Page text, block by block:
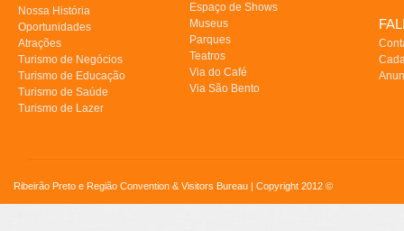
Nossa História
Oportunidades
Atrações
Turismo de Negócios
Turismo de Educação
Turismo de Saúde
Turismo de Lazer
Espaço de Shows
Museus
Parques
Teatros
Via do Café
Via São Bento
Ribeirão Preto e Região Convention & Visitors Bureau | Copyright 2012 ©